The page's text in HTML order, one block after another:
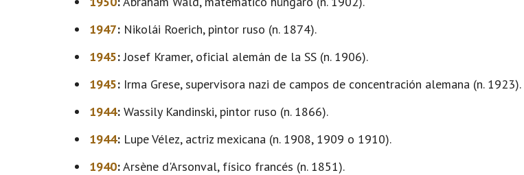
1947: Nikolái Roerich, pintor ruso (n. 1874).
1945:Josef Kramer, oficial alemán de la SS (n. 1906).
1945: Irma Grese, supervisora nazi de campos de concentración alemana (n. 1923).
1944: Wassily Kandinski, pintor ruso (n. 1866).
1944: Lupe Vélez, actriz mexicana (n. 1908, 1909 o 1910).
1940:Arsène d'Arsonval, físico francés (n. 1851).